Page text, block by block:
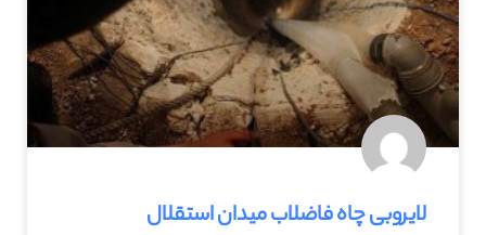
لایروبی چاه فاضلاب میدان استقلال